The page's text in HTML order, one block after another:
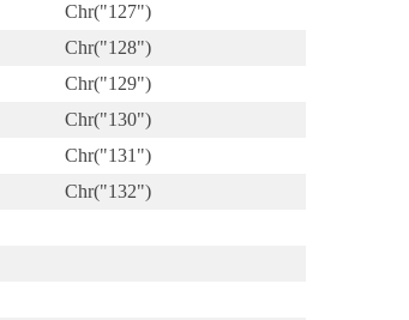
Chr("127")
Chr("128")
Chr("129")
Chr("130")
Chr("131")
Chr("132")